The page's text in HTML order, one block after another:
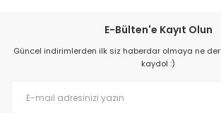
E-Bülten'e Kayıt Olun
Güncel indirimlerden ilk siz haberdar olmaya ne
kaydol :)